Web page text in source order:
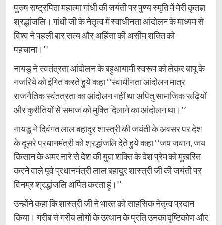
पुरुष राष्ट्रपिता महात्मा गांधी की जयंती पर पुण्य स्मृति में मेरी कृतज्ञ
श्रद्धांजलि। गांधी जी के नेतृत्व में स्वाधीनता आंदोलन के माध्यम से
विश्व ने पहली बार सत्य और अहिंसा की असीम शक्ति को
पहचाना।’’
नायडू ने स्वतंत्रता आंदोलन के बहुआयामी स्वरूप को लेकर बापू के
नजरिये को इंगित करते हुये कहा ‘‘स्वाधीनता आंदोलन मात्र
राजनैतिक स्वंतत्रता का आंदोलन नहीं था अपितु सामाजिक रूढ़ियों
और कुरीतियों से समाज को मुक्ति दिलाने का आंदोलन था।’’
नायडू ने दिवंगत लाल बहादुर शास्त्री की जयंती के अवसर पर देश
के दूसरे प्रधानमंत्री को श्रद्धांजलि देते हुये कहा ‘‘जय जवान, जय
किसान के अमर नारे से देश की युवा शक्ति के देश प्रेम को मुखरित
करने वाले पूर्व प्रधानमंत्री लाल बहादुर शास्त्री जी की जयंती पर
विनम्र श्रद्धांजलि अर्पित करता हूं।’’
उन्होंने कहा कि शास्त्री जी ने भारत को साहसिक नेतृत्व प्रदान
किया। गरीब से गरीब लोगों के उत्थान के प्रति उनका दृष्टिकोण और